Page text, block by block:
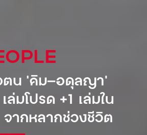
น ‘คิม—อดุลญา’
ล่มโปรด +1 เล่มใน
จากหลากช่วงชีวิต